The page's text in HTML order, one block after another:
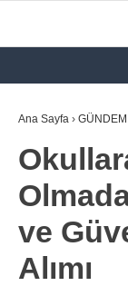
KATEGORİLER
GÜNDEM
112 ACİL
KPSS
Ana Sayfa › GÜNDEM
ve
Alımı